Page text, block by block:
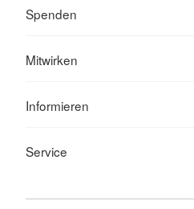
Spenden
Mitwirken
Informieren
Service